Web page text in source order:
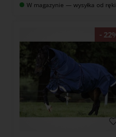
W magazynie — wysyłka od ręki